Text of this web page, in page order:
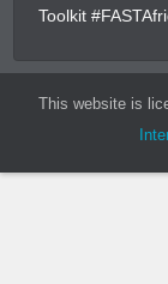
Toolkit
This website is